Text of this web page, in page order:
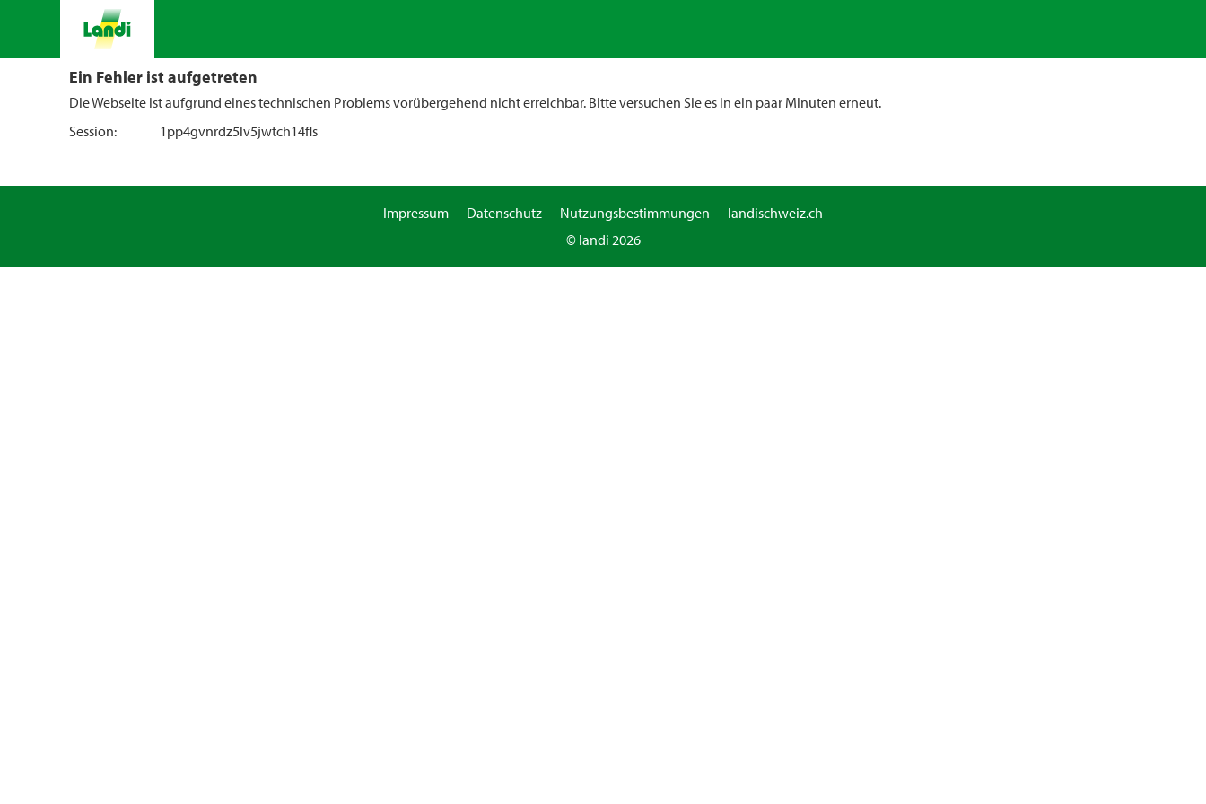
Ein Fehler ist aufgetreten
Die Webseite ist aufgrund eines technischen Problems vorübergehend nicht erreichbar. Bitte versuchen Sie es in ein paar Minuten erneut.
Session:
1pp4gvnrdz5lv5jwtch14fls
Impressum Datenschutz Nutzungsbestimmungen
landischweiz.ch
© landi 2026